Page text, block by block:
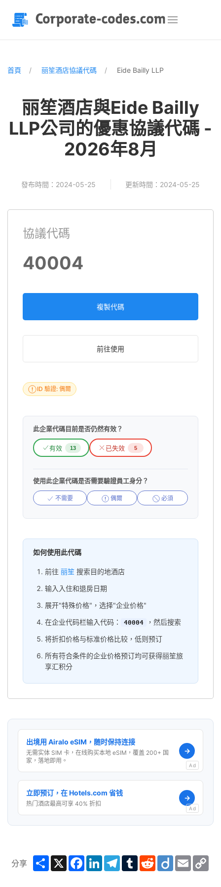
首頁 丽笙酒店協議代碼 Eide Bailly LLP
丽笙酒店與Eide Bailly
LLP公司的優惠協議代碼 -
2026年8月
發布時間：2024-05-25 更新時間：2024-05-25
協議代碼
40004
複製代碼
前往使用
ID 驗證: 偶爾
此企業代碼目前是否仍然有效？
有效 13 已失效 5
使用此企業代碼是否需要驗證員工身分？
不需要 偶爾 必須
如何使用此代碼
前往 丽笙 搜索目的地酒店
输入入住和退房日期
展开"特殊价格"，选择"企业价格"
在企业代码栏输入代码：
40004
，然后搜索
将折扣价格与标准价格比较，低则预订
所有符合条件的企业价格预订均可获得丽笙旅
享汇积分
出境用 Airalo eSIM，随时保持连接
无需实体 SIM 卡，在线购买本地 eSIM，覆盖 200+ 国
家，落地即用。
→
Ad
立即预订，在 Hotels.com 省钱
热门酒店最高可享 40% 折扣
→
Ad
分享 ShareX Facebook
LinkedInTelegram
TumblrRedditDiigo Email